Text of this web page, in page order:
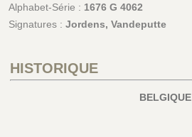
Alphabet-Série : 1676 G 4062
Signatures : Jordens, Vandeputte
HISTORIQUE
BELGIQUE